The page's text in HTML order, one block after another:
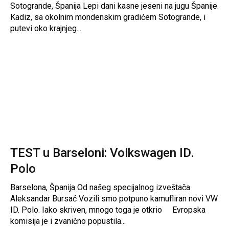
Sotogrande, Španija Lepi dani kasne jeseni na jugu Španije.
Kadiz, sa okolnim mondenskim gradićem Sotogrande, i
putevi oko krajnjeg...
TEST u Barseloni: Volkswagen ID.
Polo
Barselona, Španija Od našeg specijalnog izveštača
Aleksandar Bursać Vozili smo potpuno kamufliran novi VW
ID. Polo. Iako skriven, mnogo toga je otkrio Evropska
komisija je i zvanično popustila...